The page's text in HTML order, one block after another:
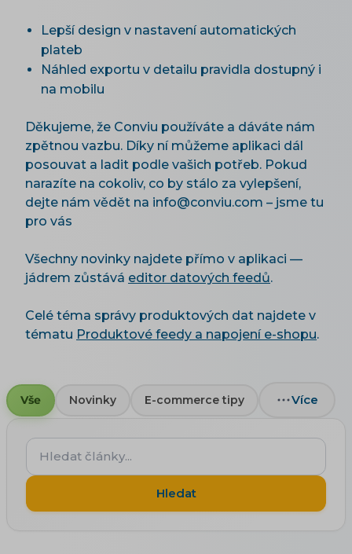
Lepší design v nastavení automatických
plateb
Náhled exportu v detailu pravidla dostupný i
na mobilu
Děkujeme, že Conviu používáte a dáváte nám
zpětnou vazbu. Díky ní můžeme aplikaci dál
posouvat a ladit podle vašich potřeb. Pokud
narazíte na cokoliv, co by stálo za vylepšení,
dejte nám vědět na info@conviu.com – jsme tu
pro vás
Všechny novinky najdete přímo v aplikaci —
jádrem zůstává editor datových feedů.
Celé téma správy produktových dat najdete v
tématu Produktové feedy a napojení e-shopu.
Vše Novinky E-commerce tipy Více
Hledat
články...
Hledat